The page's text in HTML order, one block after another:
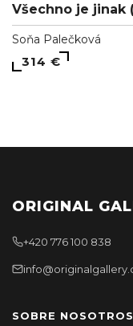
Všechno je jinak
Soňa Palečková
314 €
ORIGINAL
+420 776 100 838
SOBRE NOSOTROS